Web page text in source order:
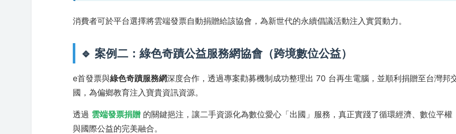
消費者可於平台選擇將雲端發票自動捐贈給該協會，為新世代的永續倡議活動注入實質動力。
🔹 案例二：綠色奇蹟公益服務網協會（跨境數位公益）
e首發票與綠色奇蹟服務網深度合作，透過專案勸募機制成功整理出 70 台再生電腦，並順利捐贈至台灣邦
國，為偏鄉教育注入寶貴資訊資源。
透過 雲端發票捐贈 的關鍵挹注，讓二手資源化為數位愛心「出國」服務，真正實踐了循環經濟、數位平權
與國際公益的完美融合。